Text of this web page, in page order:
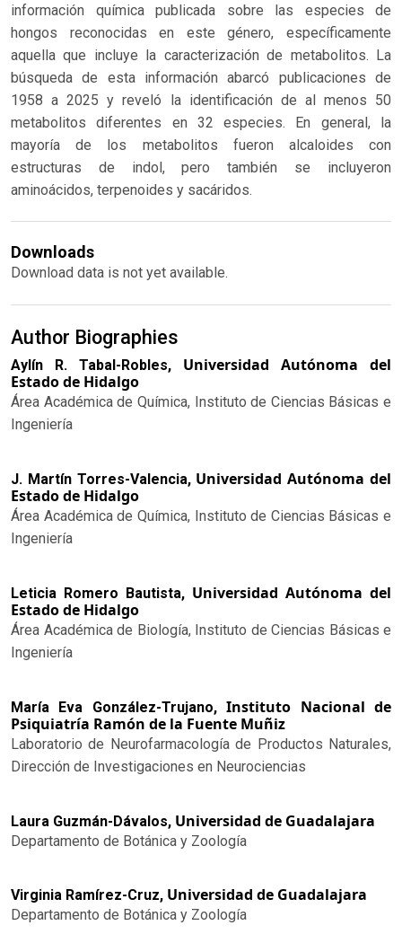
información química publicada sobre las especies de
hongos reconocidas en este género, específicamente
aquella que incluye la caracterización de metabolitos. La
búsqueda de esta información abarcó publicaciones de
1958 a 2025 y reveló la identificación de al menos 50
metabolitos diferentes en 32 especies. En general, la
mayoría de los metabolitos fueron alcaloides con
estructuras de indol, pero también se incluyeron
aminoácidos, terpenoides y sacáridos.
Downloads
Download data is not yet available.
Author Biographies
Aylín R. Tabal-Robles, Universidad Autónoma del
Estado de Hidalgo
Área Académica de Química, Instituto de Ciencias Básicas e
Ingeniería
J. Martín Torres-Valencia, Universidad Autónoma del
Estado de Hidalgo
Área Académica de Química, Instituto de Ciencias Básicas e
Ingeniería
Leticia Romero Bautista, Universidad Autónoma del
Estado de Hidalgo
Área Académica de Biología, Instituto de Ciencias Básicas e
Ingeniería
María Eva González-Trujano,Instituto Nacional de
Psiquiatría Ramón de la Fuente Muñiz
Laboratorio de Neurofarmacología de Productos Naturales,
Dirección de Investigaciones en Neurociencias
Laura Guzmán-Dávalos, Universidad de Guadalajara
Departamento de Botánica y Zoología
Virginia Ramírez-Cruz, Universidad de Guadalajara
Departamento de Botánica y Zoología